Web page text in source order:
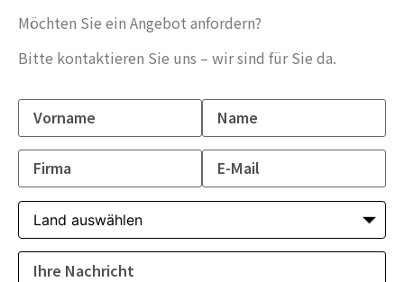
Möchten Sie ein Angebot anfordern?
Bitte kontaktieren Sie uns – wir sind für Sie da.